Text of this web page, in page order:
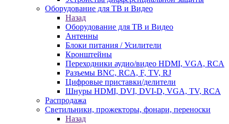
Оборудование для ТВ и Видео
Назад
Оборудование для ТВ и Видео
Антенны
Блоки питания / Усилители
Кронштейны
Переходники аудио/видео HDMI, VGA, RCA
Разъемы BNС, RCA, F, TV, RJ
Цифровые приставки/делители
Шнуры HDMI, DVI, DVI-D, VGA, TV, RCA
Распродажа
Светильники, прожекторы, фонари, переноски
Назад